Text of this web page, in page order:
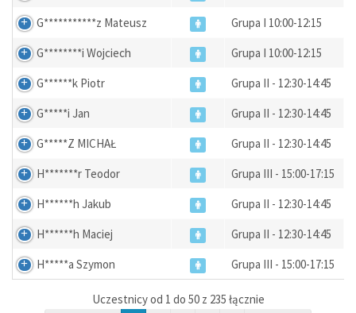
G***********z Mateusz
Grupa I 10:00-12:15
G********i Wojciech
Grupa I 10:00-12:15
G******k Piotr
Grupa II - 12:30-14:45
G*****i Jan
Grupa II - 12:30-14:45
G*****Z MICHAŁ
Grupa II - 12:30-14:45
H*******r Teodor
Grupa III - 15:00-17:15
H******h Jakub
Grupa II - 12:30-14:45
H******h Maciej
Grupa II - 12:30-14:45
H*****a Szymon
Grupa III - 15:00-17:15
Uczestnicy od 1 do 50 z 235 łącznie